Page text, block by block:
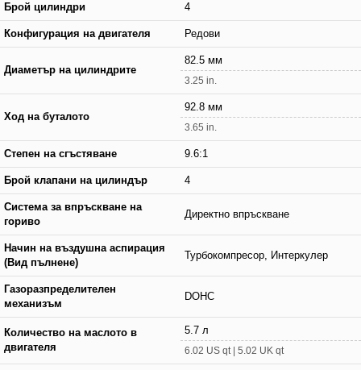
Брой цилиндри 4
Конфигурация на двигателя Редови
Диаметър на цилиндрите
82.5 мм
3.25 in.
Ход на буталото
92.8 мм
3.65 in.
Степен на сгъстяване 9.6:1
Брой клапани на цилиндър 4
Система за впръскване на
гориво
Директно впръскване
Начин на въздушна аспирация
(Вид пълнене)
Турбокомпресор, Интеркулер
Газоразпределителен
механизъм
DOHC
Количество на маслото в
двигателя
5.7 л
6.02 US qt | 5.02 UK qt